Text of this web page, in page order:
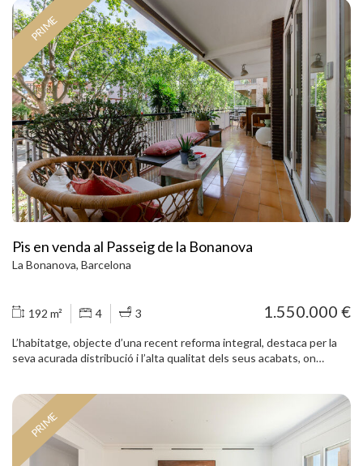
una clara separació entre la zona de dia i la zona de nit. Disposa d’un
ampli saló-menjador de planta quadrada, amb sortida directa a una
terrassa de 5 m², cuina tipus office, 3 dormitoris (originalment 4) i 2
banys. Pel que fa als acabats, l’habitatge compta amb terres de
parquet, finestres d’alumini, aire condicionat i calefacció, que
garanteixen confort durant tot l’any. La finca, de magnífica
presència, disposa d’un vestíbul reformat i servei de dos ascensors,
que aporten comoditat i representativitat des de l’entrada. La seva
ubicació és excel·lent: al carrer Aribau, al costat de Laforja, a tocar
del cor de Galvany, envoltada de comerços, restaurants, gimnasos,
serveis i de l’emblemàtic Mercat de Galvany. A més, es troba a
només 5 minuts a peu de l’Avinguda Diagonal i de Via Augusta. Molt
ben comunicada mitjançant transport públic, amb Ferrocarrils de la
Generalitat i diverses línies d’autobús als voltants. Un habitatge
lluminós, funcional i amb terrassa en una de les zones residencials
més exclusives i consolidades de Barcelona.
PRIME
Pis en venda al Passeig de la Bonanova
La Bonanova, Barcelona
192 m² 4 3 1.550.000 €
L’habitatge, objecte d’una recent reforma integral, destaca per la
seva acurada distribució i l’alta qualitat dels seus acabats, on
entrada de llum natural, a més d’un despatx independent, idoni com
a espai de treball o estudi. La propietat compta també amb tres
banys complets, adaptant-se perfectament a les necessitats tant
de famílies com d’aquells que requereixen estances polivalents. La
PRIME